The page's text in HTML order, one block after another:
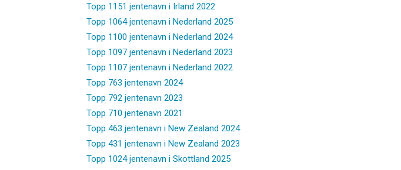
Topp 1151 jentenavn i Irland 2022
Topp 1064 jentenavn i Nederland 2025
Topp 1100 jentenavn i Nederland 2024
Topp 1097 jentenavn i Nederland 2023
Topp 1107 jentenavn i Nederland 2022
Topp 763 jentenavn 2024
Topp 792 jentenavn 2023
Topp 710 jentenavn 2021
Topp 463 jentenavn i New Zealand 2024
Topp 431 jentenavn i New Zealand 2023
Topp 1024 jentenavn i Skottland 2025